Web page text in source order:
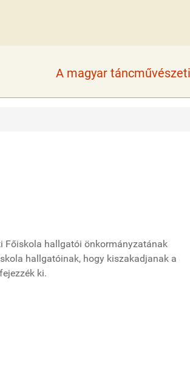
A magyar
Főiskola hallgatói önkormányzatának
hallgatóinak, hogy kiszakadjanak a
ki.